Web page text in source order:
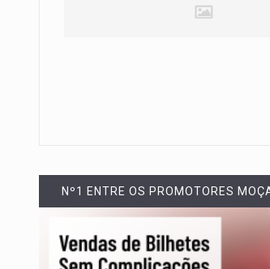
Nº1 ENTRE OS PROMOTORES